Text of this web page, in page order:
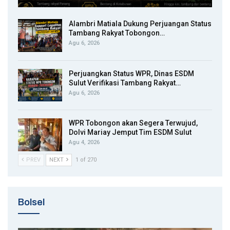
Alambri Matiala Dukung Perjuangan Status
Tambang Rakyat Tobongon…
Agu 6, 2026
Perjuangkan Status WPR, Dinas ESDM
Sulut Verifikasi Tambang Rakyat…
Agu 6, 2026
WPR Tobongon akan Segera Terwujud,
Dolvi Mariay Jemput Tim ESDM Sulut
Agu 4, 2026
PREV NEXT 1 of 270
Bolsel